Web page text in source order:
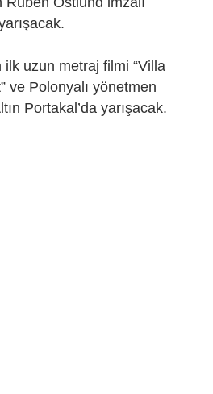
ilk uzun metraj filmi “Villa
ve Polonyalı yönetmen
Portakal’da yarışacak.